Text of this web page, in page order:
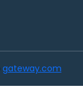
gateway.com